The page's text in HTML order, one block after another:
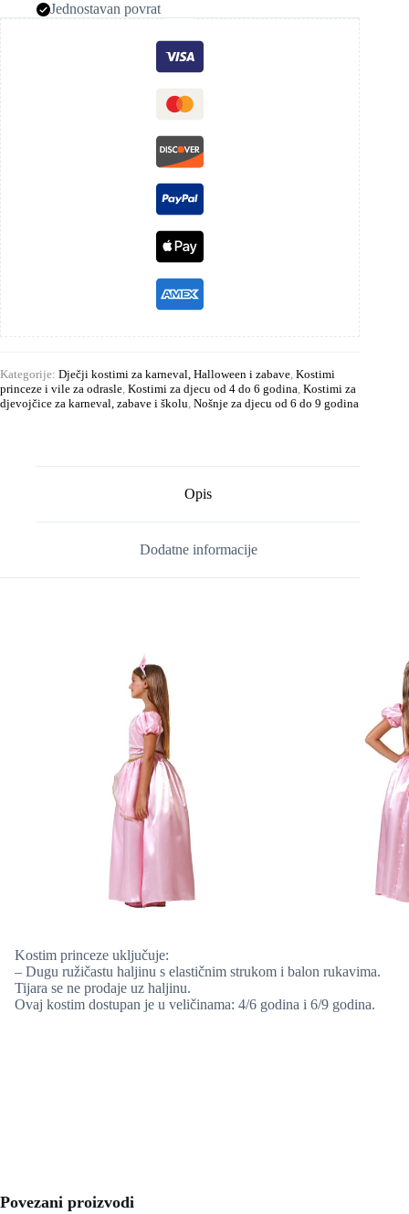
Jednostavan povrat
Kategorije: Dječji kostimi za karneval, Halloween i zabave, Kostimi
princeze i vile za odrasle, Kostimi za djecu od 4 do 6 godina, Kostimi za
djevojčice za karneval, zabave i školu, Nošnje za djecu od 6 do 9 godina
Opis
Dodatne informacije
Kostim princeze uključuje:
– Dugu ružičastu haljinu s elastičnim strukom i balon rukavima.
Tijara se ne prodaje uz haljinu.
Ovaj kostim dostupan je u veličinama: 4/6 godina i 6/9 godina.
Povezani proizvodi